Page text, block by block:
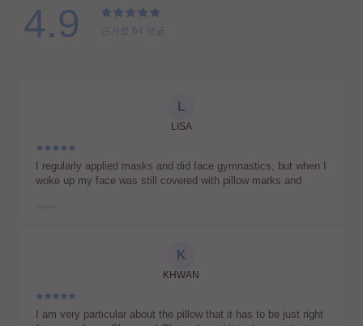
4.9 근거로 64 댓글
L
LISA
I regularly applied masks and did face gymnastics, but when I
woke up my face was still covered with pillow marks and
K
KHWAN
I am very particular about the pillow that it has to be just right